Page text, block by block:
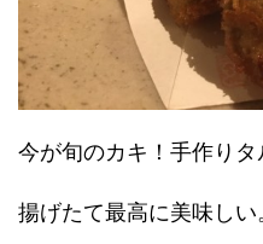
今が旬のカキ！手作りタ
揚げたて最高に美味しい